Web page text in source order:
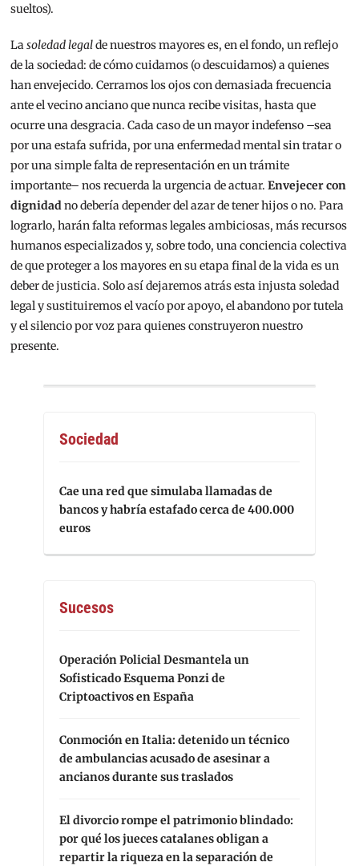
sueltos).
Lasoledad legalde nuestros mayores es, en el fondo, un reflejo
de la sociedad: de cómo cuidamos (o descuidamos) a quienes
han envejecido. Cerramos los ojos con demasiada frecuencia
ante el vecino anciano que nunca recibe visitas, hasta que
ocurre una desgracia. Cada caso de un mayor indefenso –sea
por una estafa sufrida, por una enfermedad mental sin tratar o
por una simple falta de representación en un trámite
importante– nos recuerda la urgencia de actuar.Envejecer con
dignidadno debería depender del azar de tener hijos o no. Para
lograrlo, harán falta reformas legales ambiciosas, más recursos
humanos especializados y, sobre todo, una conciencia colectiva
de que proteger a los mayores en su etapa final de la vida es un
deber de justicia. Solo así dejaremos atrás esta injusta soledad
legal y sustituiremos el vacío por apoyo, el abandono por tutela
y el silencio por voz para quienes construyeron nuestro
presente.
Sociedad
Cae una red que simulaba llamadas de
bancos y habría estafado cerca de 400.000
euros
Sucesos
Operación Policial Desmantela un
Sofisticado Esquema Ponzi de
Criptoactivos en España
Conmoción en Italia: detenido un técnico
de ambulancias acusado de asesinar a
ancianos durante sus traslados
El divorcio rompe el patrimonio blindado:
por qué los jueces catalanes obligan a
repartir la riqueza en la separación de